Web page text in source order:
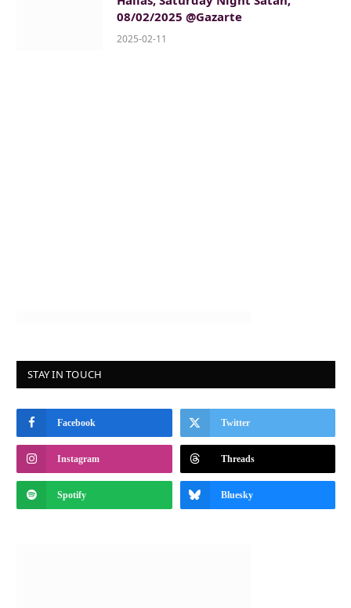
08/02/2025 @Gazarte
2025-02-11
STAY IN TOUCH
Facebook Twitter
Instagram Threads
Spotify Bluesky